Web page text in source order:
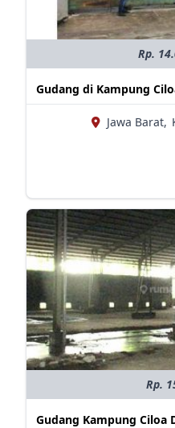
Rp.
Gudang di Kampung
Jawa Barat,
Rp.
Gudang Kampung Ciloa